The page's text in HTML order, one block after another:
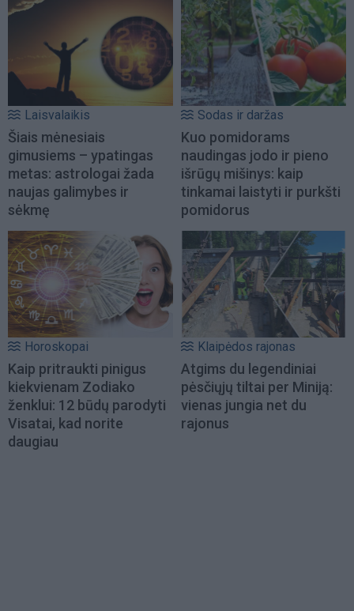
Laisvalaikis
Šiais mėnesiais
gimusiems – ypatingas
metas: astrologai žada
naujas galimybes ir
sėkmę
Sodas ir daržas
Kuo pomidorams
naudingas jodo ir pieno
išrūgų mišinys: kaip
tinkamai laistyti ir purkšti
pomidorus
Horoskopai
Kaip pritraukti pinigus
kiekvienam Zodiako
ženklui: 12 būdų parodyti
Visatai, kad norite
daugiau
Klaipėdos rajonas
Atgims du legendiniai
pėsčiųjų tiltai per Miniją:
vienas jungia net du
rajonus